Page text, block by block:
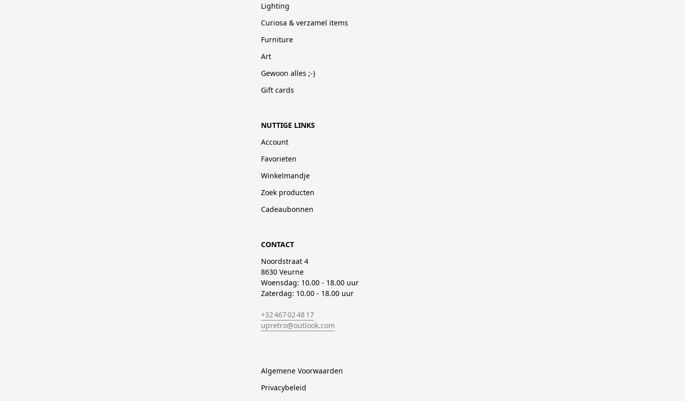
Lighting
Curiosa & verzamel items
Furniture
Art
Gewoon alles ;-)
Gift cards
NUTTIGE LINKS
Account
Favorieten
Winkelmandje
Zoek producten
Cadeaubonnen
CONTACT
Noordstraat 4
8630 Veurne
Woensdag: 10.00 - 18.00 uur
Zaterdag: 10.00 - 18.00 uur
+32 467 02 48 17
upretro@outlook.com
Algemene Voorwaarden
Privacybeleid